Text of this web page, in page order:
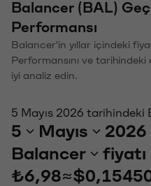
Balancer (BAL)
Performansı
Balancer'in yıllar içindeki
Performansını ve
iyi analiz edin.
5 Mayıs 2026 tarihindeki
5 Mayıs 2026
Balancer
fiyatı
₺6,98≈